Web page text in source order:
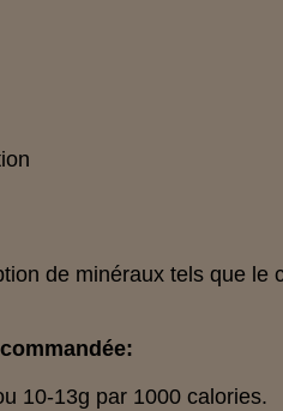
de minéraux tels que le
10-13g par 1000 calories.